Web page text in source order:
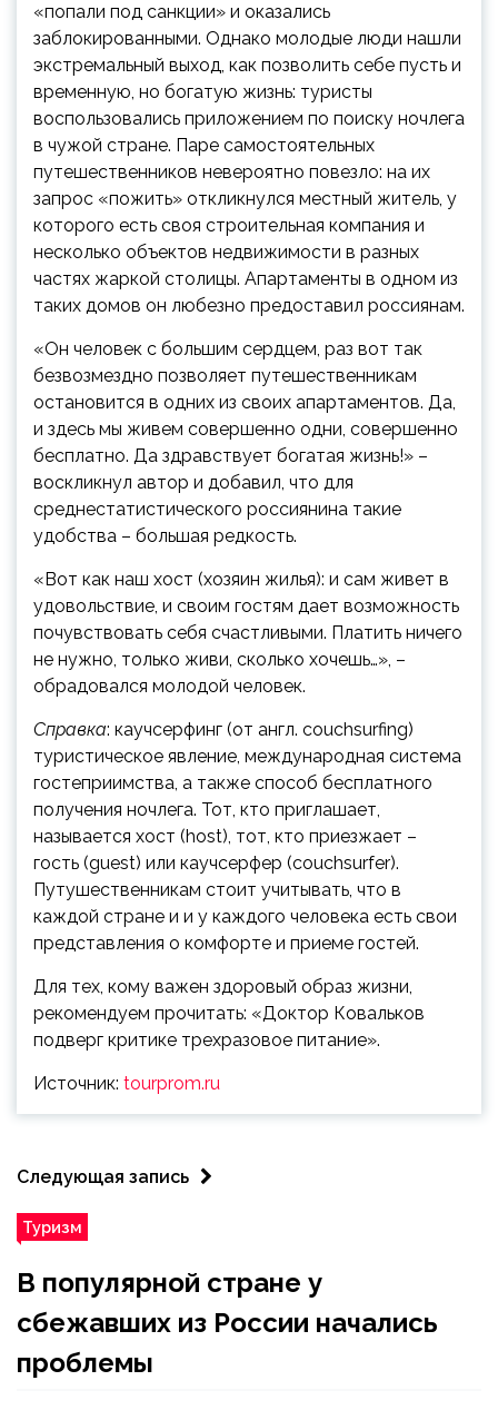
«попали под санкции» и оказались
заблокированными. Однако молодые люди нашли
экстремальный выход, как позволить себе пусть и
временную, но богатую жизнь: туристы
воспользовались приложением по поиску ночлега
в чужой стране. Паре самостоятельных
путешественников невероятно повезло: на их
запрос «пожить» откликнулся местный житель, у
которого есть своя строительная компания и
несколько объектов недвижимости в разных
частях жаркой столицы. Апартаменты в одном из
таких домов он любезно предоставил россиянам.
«Он человек с большим сердцем, раз вот так
безвозмездно позволяет путешественникам
остановится в одних из своих апартаментов. Да,
и здесь мы живем совершенно одни, совершенно
бесплатно. Да здравствует богатая жизнь!» –
воскликнул автор и добавил, что для
среднестатистического россиянина такие
удобства – большая редкость.
«Вот как наш хост (хозяин жилья): и сам живет в
удовольствие, и своим гостям дает возможность
почувствовать себя счастливыми. Платить ничего
не нужно, только живи, сколько хочешь…», –
обрадовался молодой человек.
Справка: каучсерфинг (от англ. couchsurfing)
туристическое явление, международная система
гостеприимства, а также способ бесплатного
получения ночлега. Тот, кто приглашает,
называется хост (host), тот, кто приезжает –
гость (guest) или каучсерфер (couchsurfer).
Путушественникам стоит учитывать, что в
каждой стране и и у каждого человека есть свои
представления о комфорте и приеме гостей.
Для тех, кому важен здоровый образ жизни,
рекомендуем прочитать: «Доктор Ковальков
подверг критике трехразовое питание».
Источник: tourprom.ru
Следующая запись
Туризм
В популярной стране у
сбежавших из России начались
проблемы